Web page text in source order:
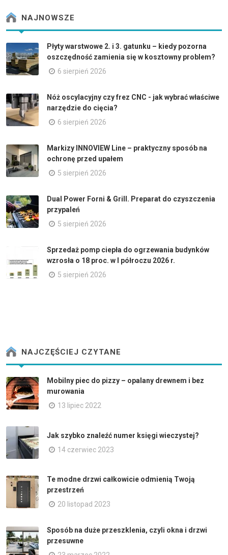
NAJNOWSZE
Płyty warstwowe 2. i 3. gatunku – kiedy pozorna
oszczędność zamienia się w kosztowny problem?
6 sierpień 2026
Nóż oscylacyjny czy frez CNC - jak wybrać właściwe
narzędzie do cięcia?
6 sierpień 2026
Markizy INNOVIEW Line – praktyczny sposób na
ochronę przed upałem
5 sierpień 2026
Dual Power Forni & Grill. Preparat do czyszczenia
przypaleń
5 sierpień 2026
Sprzedaż pomp ciepła do ogrzewania budynków
wzrosła o 18 proc. w I półroczu 2026 r.
5 sierpień 2026
NAJCZĘŚCIEJ CZYTANE
Mobilny piec do pizzy – opalany drewnem i bez
murowania
13 lipiec 2022
Jak szybko znaleźć numer księgi wieczystej?
14 czerwiec 2023
Te modne drzwi całkowicie odmienią Twoją
przestrzeń
20 listopad 2023
Sposób na duże przeszklenia, czyli okna i drzwi
przesuwne